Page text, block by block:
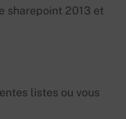
sharepoint 2013 et
listes ou vous